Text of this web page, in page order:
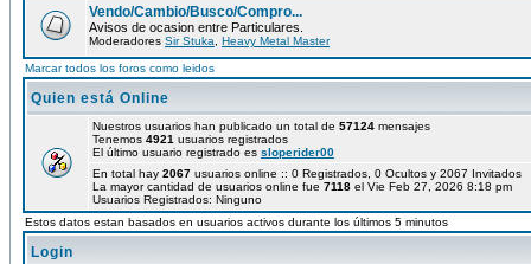
Vendo/Cambio/Busco/Compro...
Avisos de ocasion entre Particulares.
Moderadores Sir Stuka Heavy Metal Master
Marcar todos los foros como leidos
Quien está Online
Nuestros usuarios han publicado un total de 57124 mensajes
Tenemos 4921 usuarios registrados
El último usuario registrado es sloperider00
En total hay 2067 usuarios online :: 0 Registrados, 0 Ocultos y 2067
La mayor cantidad de usuarios online fue 7118 el Vie Feb 27, 2026 8:18 pm
Usuarios Registrados: Ninguno
Estos datos estan basados en usuarios activos durante los últimos 5 minutos
Login